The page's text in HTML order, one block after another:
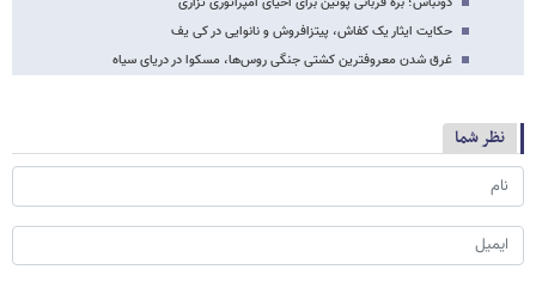
حکایت ایثار یک کفاش، پیتزافروش و نانوایی در کی یف
غرق شدن معروفترین کشتی جنگی روس‌ها، مسکوا در دریای سیاه
نظر شما